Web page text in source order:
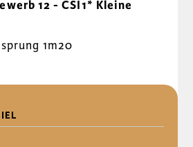
12 - CSI1* Kleine
1m20